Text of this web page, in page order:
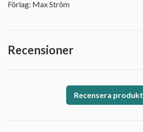
Förlag: Max Ström
Recensioner
Recensera produkt